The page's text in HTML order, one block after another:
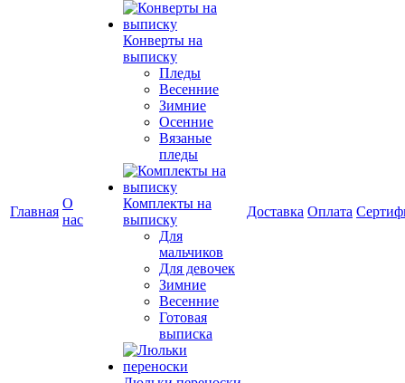
Главная
О
нас
Конверты на
выписку
Пледы
Весенние
Зимние
Осенние
Вязаные
пледы
Комплекты на
выписку
Для
мальчиков
Для девочек
Зимние
Весенние
Готовая
выписка
Доставка Оплата